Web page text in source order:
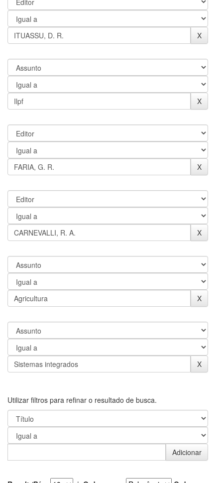
Utilizar filtros para refinar o resultado de busca.